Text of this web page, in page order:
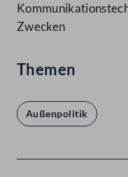
Zwecken
Themen
Außenpolitik